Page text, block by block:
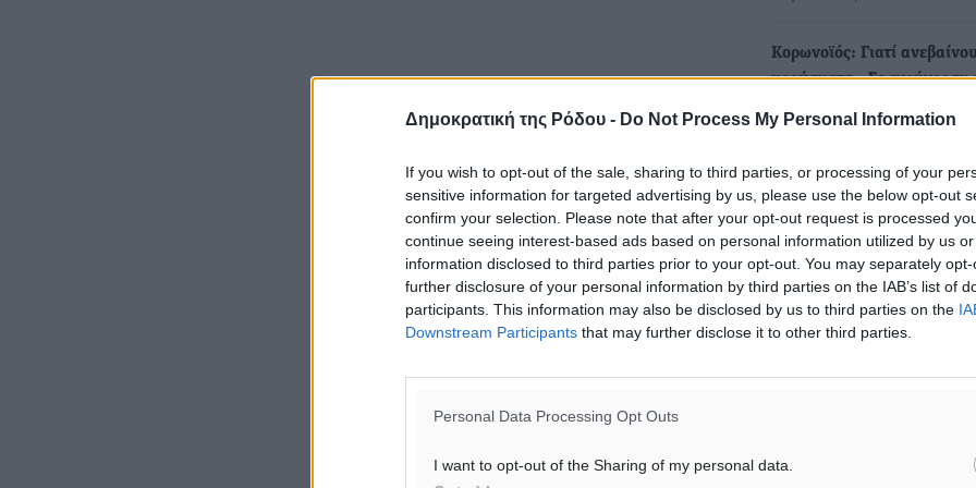
Δημοκρατική της Ρόδου - Do Not Process My Personal Information
If you wish to opt-out of the sale, sharing to third parties, or processing of your
sensitive information for targeted advertising by us, please use the below opt-out
confirm your selection. Please note that after your opt-out request is processed
continue seeing interest-based ads based on personal information utilized by us
information disclosed to third parties prior to your opt-out. You may separately
further disclosure of your personal information by third parties on the IAB’s list of
participants. This information may also be disclosed by us to third parties on the
Downstream Participants that may further disclose it to other third parties.
Personal Data Processing Opt Outs
I want to opt-out of the Sharing of my personal data.
Κορωνοϊός: Γιατί
κρούσματα - Σε εγρήγορση
πρόσφατο κύμα
χώρα μας, αφήνοντας
Κορωνοϊός: 39 θάνατοι, 25
ασθενείς διασωληνωμένοι
κρούσματα της
Αύξηση παρουσιάζει η